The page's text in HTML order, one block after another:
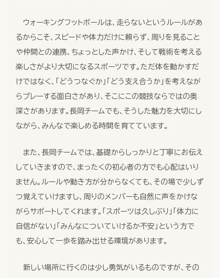
ウォーキングフットボールは、走らないというルールがあ
るからこそ、スピードや体力だけに頼らず、周りを見ること
や仲間との連携、ちょっとした声かけ、そして戦術を考える
楽しさがより大切になるスポーツです。ただ体を動かすだ
けではなく、「どうつなぐか」「どう支え合うか」を考えなが
らプレーする面白さがあり、そこにこの競技ならではの奥
深さがあります。長岡チームでも、そうした魅力を大切にし
ながら、みんなで楽しめる時間を育てています。
また、長岡チームでは、基礎からしっかりと丁寧にお伝え
していきますので、まったくの初心者の方でも心配はいり
ません。ルールや動き方が分からなくても、その場で少しず
つ覚えていけますし、周りのメンバーも自然に声をかけな
がらサポートしてくれます。「スポーツは久しぶり」「体力に
自信がない」「みんなについていけるか不安」という方で
も、安心して一歩を踏み出せる環境があります。
新しい場所に行くのは少し勇気がいるものですが、その